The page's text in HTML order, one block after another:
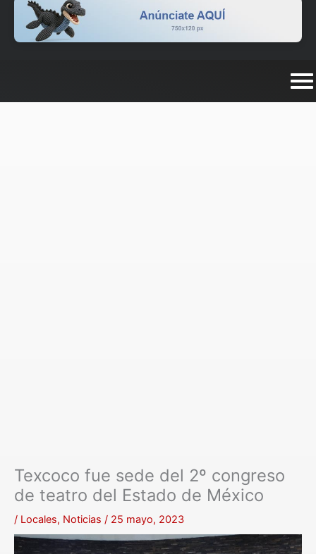
Texcoco fue sede del 2º congreso
de teatro del Estado de México
/ Locales, Noticias / 25 mayo, 2023